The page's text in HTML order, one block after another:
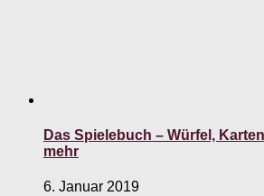
Das Spielebuch – Würfel,
mehr
6. Januar 2019